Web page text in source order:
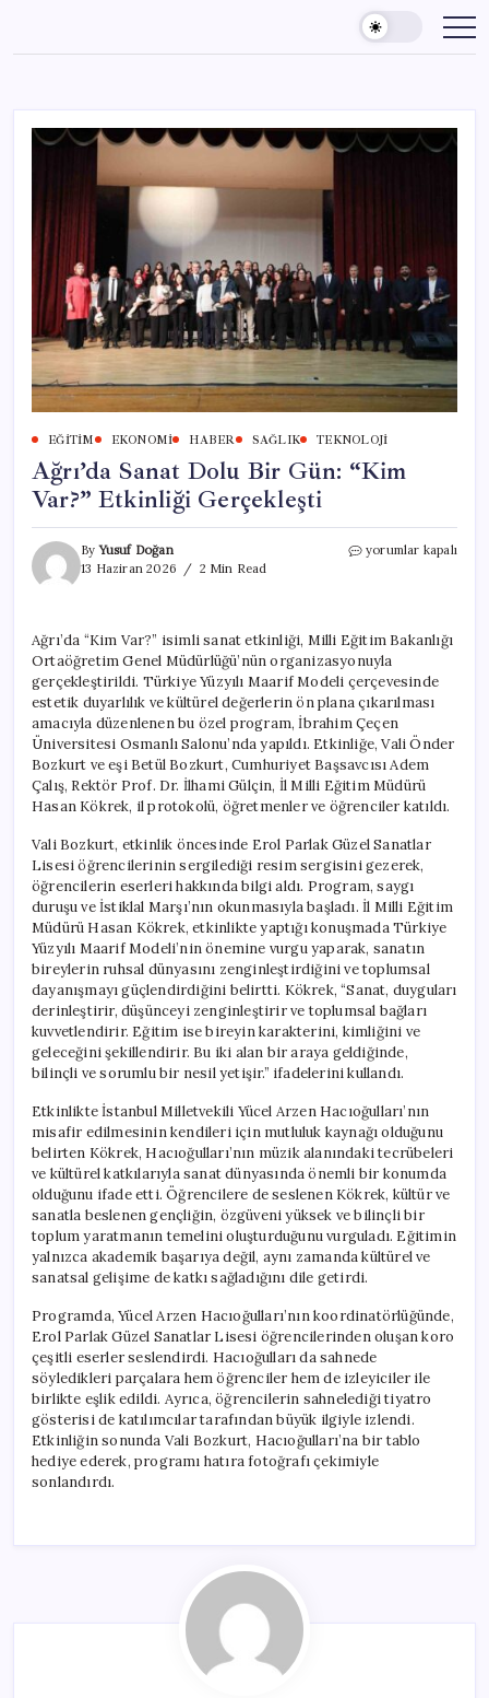
content
EĞITIM EKONOMI HABER SAĞLIK TEKNOLOJI
Ağrı’da Sanat Dolu Bir Gün: “Kim
Var?” Etkinliği Gerçekleşti
ByYusuf Doğan
13 Haziran 2026
2 Min Read
Ağrı’da
“Kim
Var?”
Etkinliği
Gerçekleşti
için
yorumlar kapalı
Ağrı’da “Kim Var?” isimli sanat etkinliği, Milli Eğitim Bakanlığı
Ortaöğretim Genel Müdürlüğü’nün organizasyonuyla
gerçekleştirildi. Türkiye Yüzyılı Maarif Modeli çerçevesinde
estetik duyarlılık ve kültürel değerlerin ön plana çıkarılması
amacıyla düzenlenen bu özel program, İbrahim Çeçen
Üniversitesi Osmanlı Salonu’nda yapıldı. Etkinliğe, Vali Önder
Bozkurt ve eşi Betül Bozkurt, Cumhuriyet Başsavcısı Adem
Çalış, Rektör Prof. Dr. İlhami Gülçin, İl Milli Eğitim Müdürü
Hasan Kökrek, il protokolü, öğretmenler ve öğrenciler katıldı.
Vali Bozkurt, etkinlik öncesinde Erol Parlak Güzel Sanatlar
Lisesi öğrencilerinin sergilediği resim sergisini gezerek,
öğrencilerin eserleri hakkında bilgi aldı. Program, saygı
duruşu ve İstiklal Marşı’nın okunmasıyla başladı. İl Milli Eğitim
Müdürü Hasan Kökrek, etkinlikte yaptığı konuşmada Türkiye
Yüzyılı Maarif Modeli’nin önemine vurgu yaparak, sanatın
bireylerin ruhsal dünyasını zenginleştirdiğini ve toplumsal
dayanışmayı güçlendirdiğini belirtti. Kökrek, “Sanat, duyguları
derinleştirir, düşünceyi zenginleştirir ve toplumsal bağları
kuvvetlendirir. Eğitim ise bireyin karakterini, kimliğini ve
geleceğini şekillendirir. Bu iki alan bir araya geldiğinde,
bilinçli ve sorumlu bir nesil yetişir.” ifadelerini kullandı.
Etkinlikte İstanbul Milletvekili Yücel Arzen Hacıoğulları’nın
misafir edilmesinin kendileri için mutluluk kaynağı olduğunu
belirten Kökrek, Hacıoğulları’nın müzik alanındaki tecrübeleri
ve kültürel katkılarıyla sanat dünyasında önemli bir konumda
olduğunu ifade etti. Öğrencilere de seslenen Kökrek, kültür ve
sanatla beslenen gençliğin, özgüveni yüksek ve bilinçli bir
toplum yaratmanın temelini oluşturduğunu vurguladı. Eğitimin
yalnızca akademik başarıya değil, aynı zamanda kültürel ve
sanatsal gelişime de katkı sağladığını dile getirdi.
Programda, Yücel Arzen Hacıoğulları’nın koordinatörlüğünde,
Erol Parlak Güzel Sanatlar Lisesi öğrencilerinden oluşan koro
çeşitli eserler seslendirdi. Hacıoğulları da sahnede
söyledikleri parçalara hem öğrenciler hem de izleyiciler ile
birlikte eşlik edildi. Ayrıca, öğrencilerin sahnelediği tiyatro
gösterisi de katılımcılar tarafından büyük ilgiyle izlendi.
Etkinliğin sonunda Vali Bozkurt, Hacıoğulları’na bir tablo
hediye ederek, programı hatıra fotoğrafı çekimiyle
sonlandırdı.